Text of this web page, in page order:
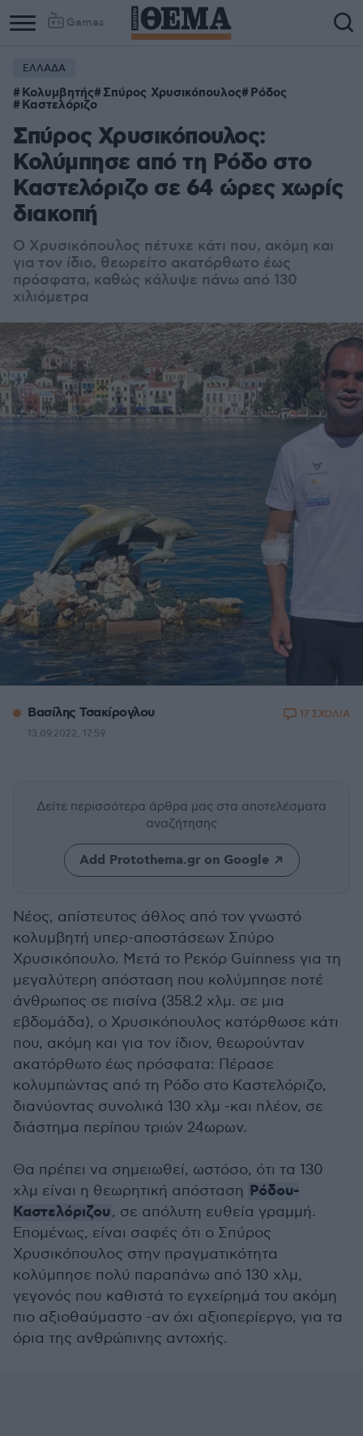
Games
Column
1
Column
2
ΕΛΛΑΔΑ
Κολυμβητής Σπύρος Χρυσικόπουλος Ρόδος
Καστελόριζο
Σπύρος Χρυσικόπουλος:
Κολύμπησε από τη Ρόδο στο
Καστελόριζο σε 64 ώρες χωρίς
διακοπή
O Xρυσικόπουλος πέτυχε κάτι που, ακόμη και
για τον ίδιο, θεωρείτο ακατόρθωτο έως
πρόσφατα, καθώς κάλυψε πάνω από 130
χιλιόμετρα
Βασίλης Τσακίρογλου
13.09.2022, 17:59
17 ΣΧΟΛΙΑ
Δείτε περισσότερα άρθρα μας στα αποτελέσματα
αναζήτησης
Add Protothema.gr on Google
Νέος, απίστευτος άθλος από τον γνωστό
κολυμβητή υπερ-αποστάσεων Σπύρο
Χρυσικόπουλο. Μετά το Ρεκόρ Guinness για τη
μεγαλύτερη απόσταση που κολύμπησε ποτέ
άνθρωπος σε πισίνα (358.2 χλμ. σε μια
εβδομάδα), ο Χρυσικόπουλος κατόρθωσε κάτι
που, ακόμη και για τον ίδιον, θεωρούνταν
ακατόρθωτο έως πρόσφατα: Πέρασε
κολυμπώντας από τη Ρόδο στο Καστελόριζο,
διανύοντας συνολικά 130 χλμ -και πλέον, σε
διάστημα περίπου τριών 24ωρων.
Θα πρέπει να σημειωθεί, ωστόσο, ότι τα 130
χλμ είναι η θεωρητική απόσταση Ρόδου-
Καστελόριζου, σε απόλυτη ευθεία γραμμή.
Επομένως, είναι σαφές ότι ο Σπύρος
Χρυσικόπουλος στην πραγματικότητα
κολύμπησε πολύ παραπάνω από 130 χλμ,
γεγονός που καθιστά το εγχείρημά του ακόμη
πιο αξιοθαύμαστο -αν όχι αξιοπερίεργο, για τα
όρια της ανθρώπινης αντοχής.